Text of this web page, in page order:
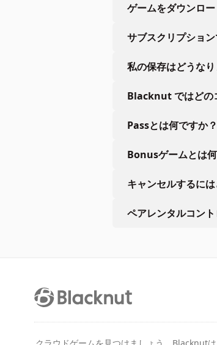
ゲームをダウンロ
サブスクリプショ
私の保存はどうな
Blacknut ではどの
Passとは何ですか？
Bonusゲームとは
キャンセルするに
ペアレンタルコン
クラウドゲームを見つけましょう。Blacknut